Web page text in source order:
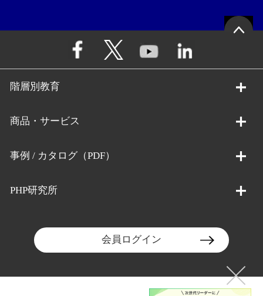
階層別教育
商品・サービス
事例 / カタログ（PDF）
PHP研究所
会員ログイン